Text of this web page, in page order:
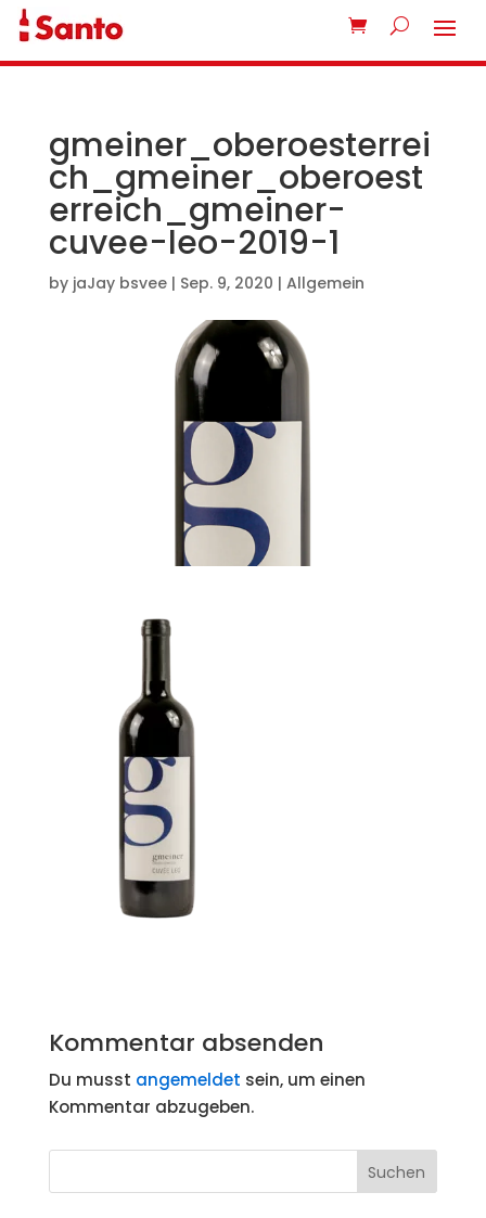
gmeiner_oberoesterrei
ch_gmeiner_oberoest
erreich_gmeiner-
cuvee-leo-2019-1
by jaJay bsvee| Sep. 9, 2020 | Allgemein
Kommentar absenden
Du musst angemeldet sein, um einen
Kommentar abzugeben.